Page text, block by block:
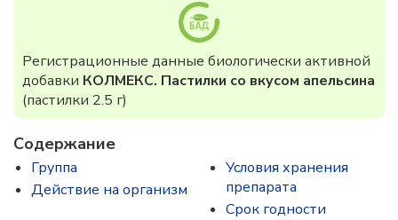
Регистрационные данные биологически активной
добавки КОЛМЕКС. Пастилки со вкусом апельсина
(пастилки 2.5 г)
Содержание
Группа
Действие на организм
Условия хранения
препарата
Срок годности